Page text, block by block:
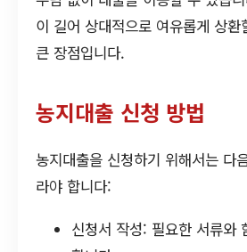
이 길어 상대적으로 여유롭게 상
큰 장점입니다.
농지대출 신청 방법
농지대출을 신청하기 위해서는 다
라야 합니다:
신청서 작성: 필요한 서류와